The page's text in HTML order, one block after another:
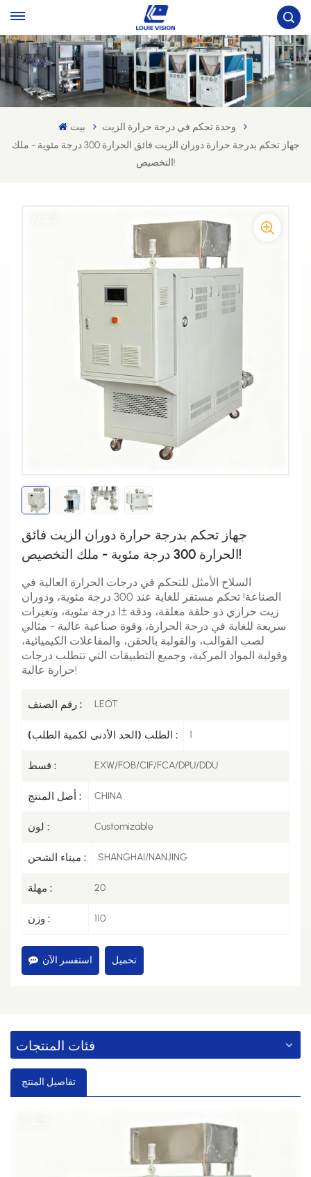
بيت
وحدة تحكم في درجة حرارة الزيت
جهاز تحكم بدرجة حرارة دوران الزيت فائق الحرارة 300 درجة مئوية - ملك
التخصيص!
جهاز تحكم بدرجة حرارة دوران الزيت فائق
الحرارة 300 درجة مئوية - ملك التخصيص!
السلاح الأمثل للتحكم في درجات الحرارة العالية في
الصناعة! تحكم مستقر للغاية عند 300 درجة مئوية، ودوران
زيت حراري ذو حلقة مغلقة، ودقة ±1 درجة مئوية، وتغيرات
سريعة للغاية في درجة الحرارة، وقوة صناعية عالية - مثالي
لصب القوالب، والقولبة بالحقن، والمفاعلات الكيميائية،
وقولبة المواد المركبة، وجميع التطبيقات التي تتطلب درجات
حرارة عالية!
رقم الصنف : LEOT
الطلب (الحد الأدنى لكمية الطلب) : 1
قسط : EXW/FOB/CIF/FCA/DPU/DDU
أصل المنتج : CHINA
لون : Customizable
ميناء الشحن : SHANGHAI/NANJING
مهلة : 20
وزن : 110
استفسر الآن تحميل
فئات المنتجات
تفاصيل المنتج